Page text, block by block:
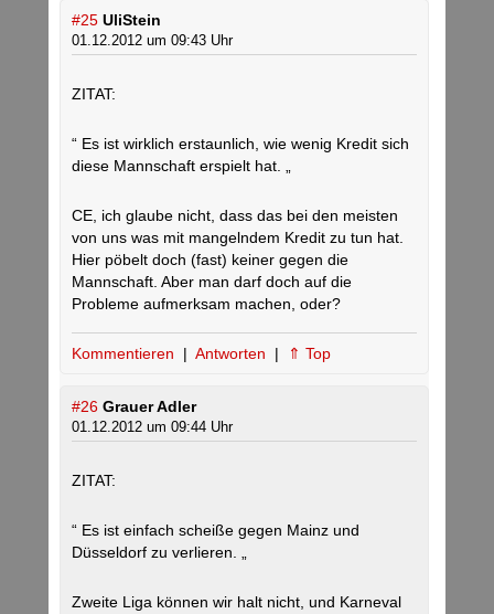
#25 UliStein
01.12.2012 um 09:43 Uhr
ZITAT:
“ Es ist wirklich erstaunlich, wie wenig Kredit sich
diese Mannschaft erspielt hat. „
CE, ich glaube nicht, dass das bei den meisten
von uns was mit mangelndem Kredit zu tun hat.
Hier pöbelt doch (fast) keiner gegen die
Mannschaft. Aber man darf doch auf die
Probleme aufmerksam machen, oder?
Kommentieren | Antworten | ⇑ Top
#26 Grauer Adler
01.12.2012 um 09:44 Uhr
ZITAT:
“ Es ist einfach scheiße gegen Mainz und
Düsseldorf zu verlieren. „
Zweite Liga können wir halt nicht, und Karneval